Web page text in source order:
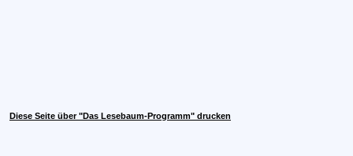
Diese Seite über "Das Lesebaum-Programm" drucken